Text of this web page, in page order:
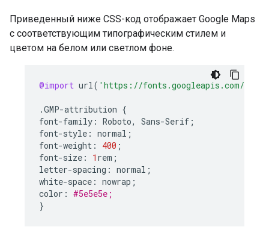
Приведенный ниже CSS-код отображает Google Maps
с соответствующим типографическим стилем и
цветом на белом или светлом фоне.
@import url ( 'https://fonts.googleapis.com/
.GMP-attribution {
font-family : Roboto, Sans-Serif ;
font-style : normal ;
font-weight : 400 ;
font-size : 1 rem ;
letter-spacing : normal ;
white-space : nowrap ;
color : #5e5e5e;
}